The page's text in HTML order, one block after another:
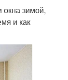
окна зимой,
и как